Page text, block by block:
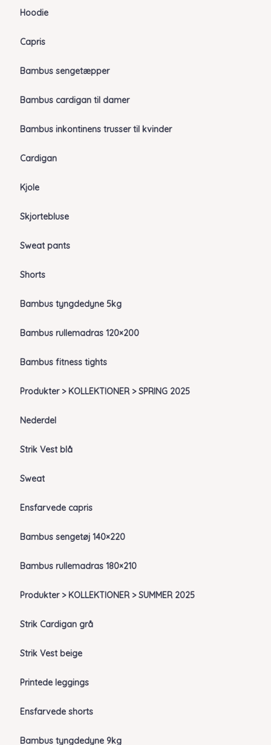
Hoodie
Capris
Bambus sengetæpper
Bambus cardigan til damer
Bambus inkontinens trusser til kvinder
Cardigan
Kjole
Skjortebluse
Sweat pants
Shorts
Bambus tyngdedyne 5kg
Bambus rullemadras 120×200
Bambus fitness tights
Produkter > KOLLEKTIONER > SPRING 2025
Nederdel
Strik Vest blå
Sweat
Ensfarvede capris
Bambus sengetøj 140×220
Bambus rullemadras 180×210
Produkter > KOLLEKTIONER > SUMMER 2025
Strik Cardigan grå
Strik Vest beige
Printede leggings
Ensfarvede shorts
Bambus tyngdedyne 9kg